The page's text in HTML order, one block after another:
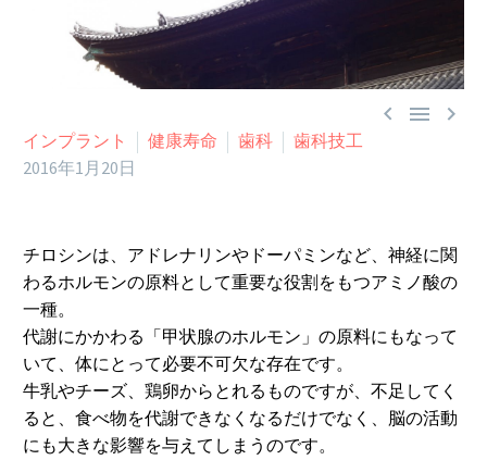
  
インプラント 健康寿命 歯科
歯科技工
2016年1月20日
チロシンは、アドレナリンやドーパミンなど、神経に関
わるホルモンの原料として重要な役割をもつアミノ酸の
一種。
代謝にかかわる「甲状腺のホルモン」の原料にもなって
いて、体にとって必要不可欠な存在です。
牛乳やチーズ、鶏卵からとれるものですが、不足してく
ると、食べ物を代謝できなくなるだけでなく、脳の活動
にも大きな影響を与えてしまうのです。